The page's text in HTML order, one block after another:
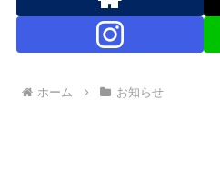
ホーム お知らせ